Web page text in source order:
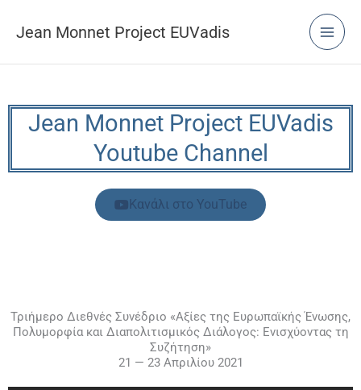
Jean Monnet Project EUVadis
Jean Monnet Project EUVadis
Youtube Channel
Κανάλι στο YouTube
Τριήμερο Διεθνές Συνέδριο «Αξίες της Ευρωπαϊκής Ένωσης,
Πολυμορφία και Διαπολιτισμικός Διάλογος: Ενισχύοντας τη
Συζήτηση»
21 — 23 Απριλίου 2021